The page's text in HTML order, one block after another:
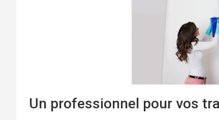
Un professionnel pour vos